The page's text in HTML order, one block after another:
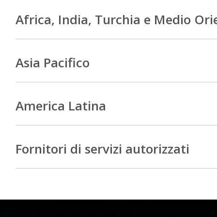
Africa, India, Turchia e Medio
Asia Pacifico
America Latina
Fornitori di servizi autorizzati